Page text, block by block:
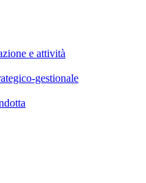
e attività
gestionale